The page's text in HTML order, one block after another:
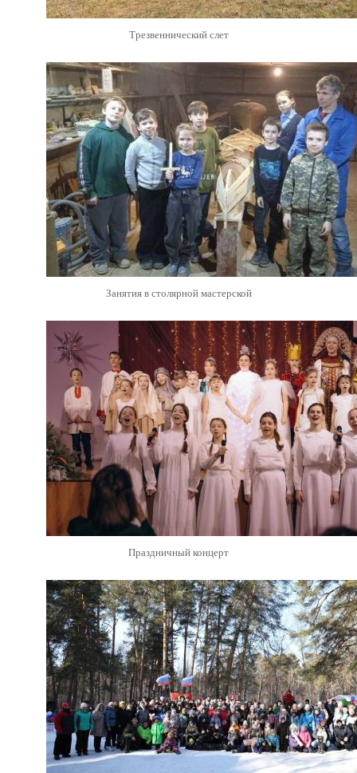
Трезвеннический слет
Занятия в столярной мастерской
Праздничный концерт